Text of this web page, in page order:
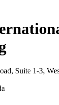
Suite 1-3,